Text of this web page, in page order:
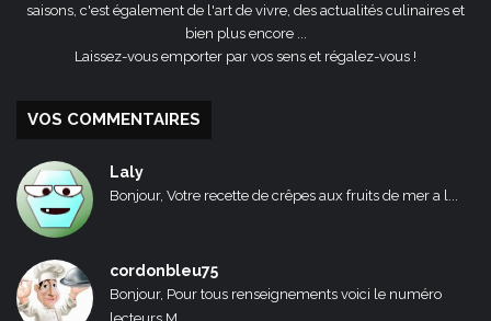
saisons, c'est également de l'art de vivre, des actualités culinaires et
bien plus encore ...
Laissez-vous emporter par vos sens et régalez-vous !
VOS COMMENTAIRES
Laly
Bonjour, Votre recette de crêpes aux fruits de mer a l...
cordonbleu75
Bonjour, Pour tous renseignements voici le numéro